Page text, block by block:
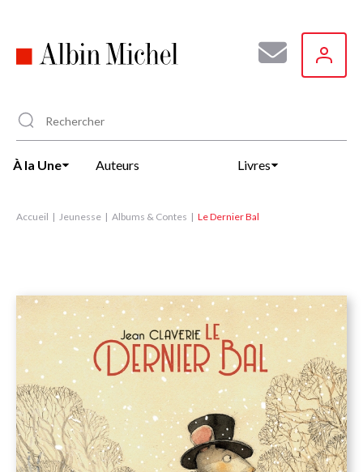
principal
À la Une Auteurs Livres
Accueil Jeunesse Albums & Contes Le Dernier Bal